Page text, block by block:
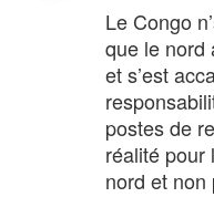
Le Congo
que le nord
et s’est
postes de
réalité pour
nord et non